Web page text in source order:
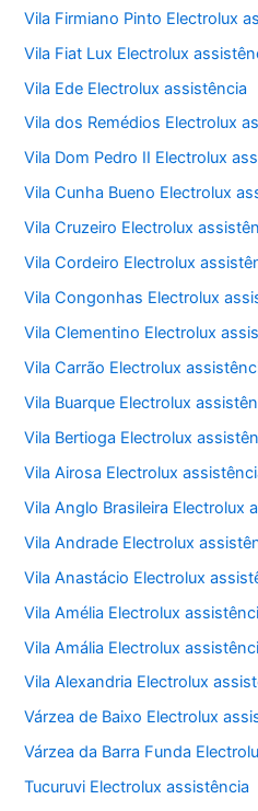
Vila Firmiano Pinto Electrolux
Vila Fiat Lux Electrolux
Vila Ede Electrolux assistência
Vila dos Remédios Electrolux
Vila Dom Pedro II Electrolux
Vila Cunha Bueno Electrolux
Vila Cruzeiro Electrolux
Vila Cordeiro Electrolux
Vila Congonhas Electrolux
Vila Clementino Electrolux
Vila Carrão Electrolux
Vila Buarque Electrolux
Vila Bertioga Electrolux
Vila Airosa Electrolux
Vila Anglo Brasileira Electrolux
Vila Andrade Electrolux
Vila Anastácio Electrolux
Vila Amélia Electrolux
Vila Amália Electrolux
Vila Alexandria Electrolux
Várzea de Baixo Electrolux
Várzea da Barra Funda
Tucuruvi Electrolux assistência